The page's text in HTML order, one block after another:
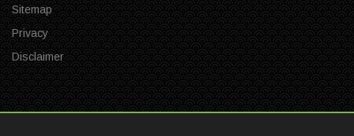
Sitemap
Privacy
Disclaimer